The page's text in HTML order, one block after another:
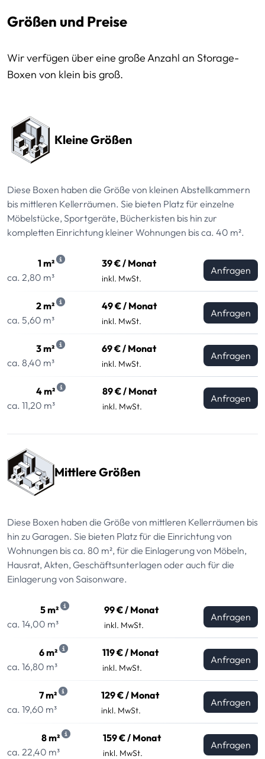
Größen und Preise
Wir verfügen über eine große Anzahl an Storage-
Boxen von klein bis groß.
Kleine Größen
Diese Boxen haben die Größe von kleinen Abstellkammern
bis mittleren Kellerräumen. Sie bieten Platz für einzelne
Möbelstücke, Sportgeräte, Bücherkisten bis hin zur
kompletten Einrichtung kleiner Wohnungen bis ca. 40 m².
1 m²
ca. 2,80 m³
39 € / Monat
inkl. MwSt.
Anfragen
2 m²
ca. 5,60 m³
49 € / Monat
inkl. MwSt.
Anfragen
3 m²
ca. 8,40 m³
69 € / Monat
inkl. MwSt.
Anfragen
4 m²
ca. 11,20 m³
89 € / Monat
inkl. MwSt.
Anfragen
Mittlere Größen
Diese Boxen haben die Größe von mittleren Kellerräumen bis
hin zu Garagen. Sie bieten Platz für die Einrichtung von
Wohnungen bis ca. 80 m², für die Einlagerung von Möbeln,
Hausrat, Akten, Geschäftsunterlagen oder auch für die
Einlagerung von Saisonware.
5 m²
ca. 14,00 m³
99 € / Monat
inkl. MwSt.
Anfragen
6 m²
ca. 16,80 m³
119 € / Monat
inkl. MwSt.
Anfragen
7 m²
ca. 19,60 m³
129 € / Monat
inkl. MwSt.
Anfragen
8 m²
ca. 22,40 m³
159 € / Monat
inkl. MwSt.
Anfragen